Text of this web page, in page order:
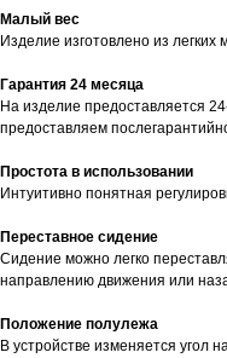
Малый вес
Изделие изготовлено из легких
Гарантия 24 месяца
На изделие предоставляется
предоставляем
Простота в использовании
Интуитивно понятная
Переставное сидение
Сидение можно легко
направлению движения или
Положение полулежа
В устройстве изменяется угол